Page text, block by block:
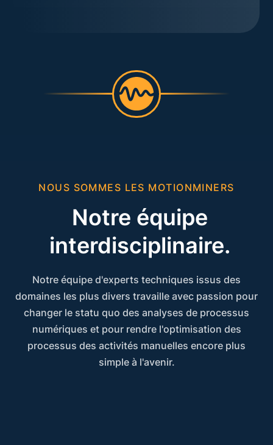
NOUS SOMMES LES MOTIONMINERS
Notre équipe
interdisciplinaire.
Notre équipe d'experts techniques issus des
domaines les plus divers travaille avec passion pour
changer le statu quo des analyses de processus
numériques et pour rendre l'optimisation des
processus des activités manuelles encore plus
simple à l'avenir.